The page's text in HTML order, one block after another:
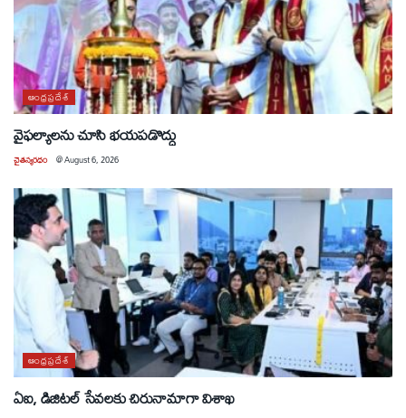
ఆంధ్రప్రదేశ్
వైఫల్యాలను చూసి భయపడొద్దు
చైతన్యరధం @August 6, 2026
ఆంధ్రప్రదేశ్
ఏఐ, డిజిటల్ సేవలకు చిరునామాగా విశాఖ